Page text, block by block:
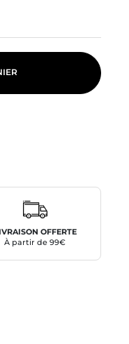
OFFERTE
À partir de 99€